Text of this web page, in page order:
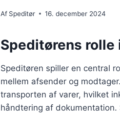
Af Speditør 16. december 2024
Speditørens
Speditøren spiller en central
mellem afsender og
transporten af varer, hvilket
håndtering af